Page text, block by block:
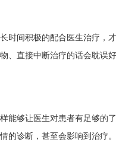
间积极的配合医生治疗，
、直接中断治疗的话会耽误
够让医生对患者有足够的
的诊断，甚至会影响到治疗。